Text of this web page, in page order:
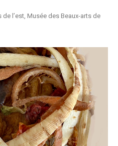
l’est, Musée des Beaux-arts de